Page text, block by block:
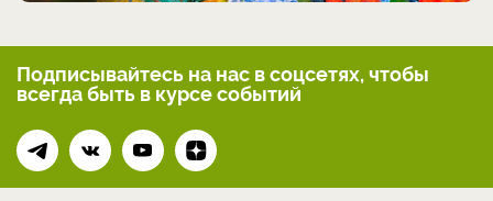
Подписывайтесь на нас в соцсетях, чтобы
всегдабыть в курсе событий